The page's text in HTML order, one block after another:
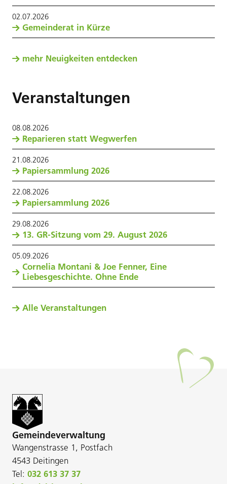
02.07.2026
Gemeinderat in Kürze
mehr Neuigkeiten entdecken
Veranstaltungen
08.08.2026
Reparieren statt Wegwerfen
21.08.2026
Papiersammlung 2026
22.08.2026
Papiersammlung 2026
29.08.2026
13. GR-Sitzung vom 29. August 2026
05.09.2026
Cornelia Montani & Joe Fenner, Eine
Liebesgeschichte. Ohne Ende
Alle Veranstaltungen
Gemeindeverwaltung
Wangenstrasse 1, Postfach
4543 Deitingen
Tel: 032 613 37 37